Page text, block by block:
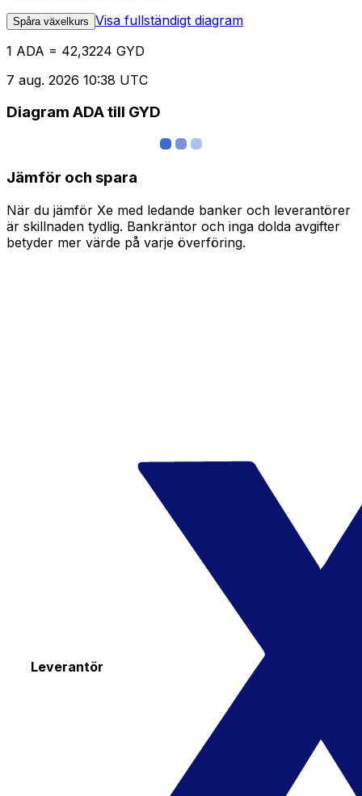
Spåra växelkurs Visa fullständigt diagram
1 ADA = 42,3224 GYD
7 aug. 2026 10:38 UTC
Diagram ADA till GYD
Jämför och spara
När du jämför Xe med ledande banker och leverantörer
är skillnaden tydlig. Bankräntor och inga dolda avgifter
betyder mer värde på varje överföring.
Leverantör